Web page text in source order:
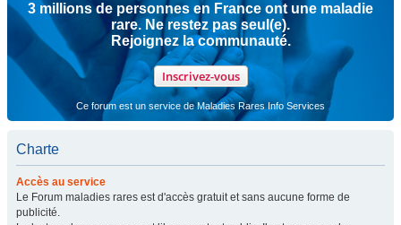
3 millions de personnes en France ont une maladie
rare. Ne restez pas seul(e).
Rejoignez la communauté.
Inscrivez-vous
Ce forum est un service de Maladies Rares Info Services
Charte
Accès au service
Le Forum maladies rares est d'accès gratuit et sans aucune forme de
publicité.